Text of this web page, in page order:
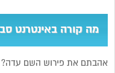
מה קורה באינטרנט
אהבתם את פירוש השם עדה?